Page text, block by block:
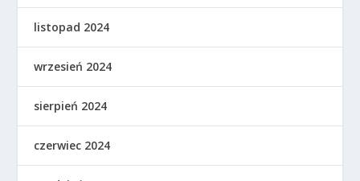
listopad 2024
wrzesień 2024
sierpień 2024
czerwiec 2024